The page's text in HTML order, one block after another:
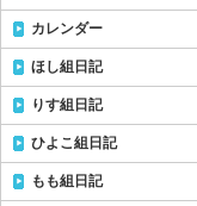
カレンダー
ほし組日記
りす組日記
ひよこ組日記
もも組日記